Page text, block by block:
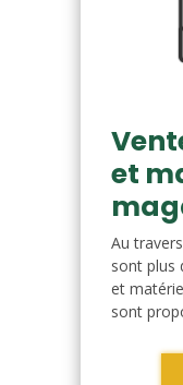
et
Au
sont plus
et
sont